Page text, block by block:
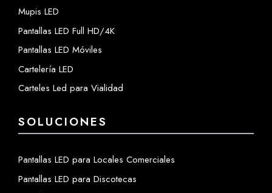
Mupis LED
Pantallas LED Full HD/4K
Pantallas LED Móviles
Cartelería LED
Carteles Led para Vialidad
SOLUCIONES
Pantallas LED para Locales Comerciales
Pantallas LED para Discotecas